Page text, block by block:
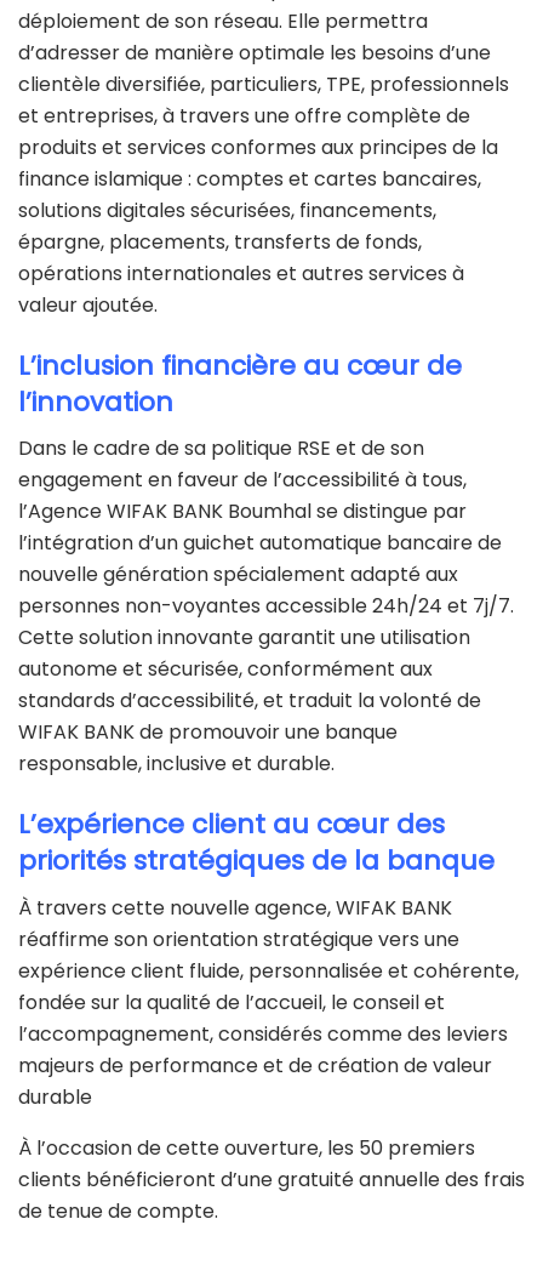
déploiement de son réseau. Elle permettra
d’adresser de manière optimale les besoins d’une
clientèle diversifiée, particuliers, TPE, professionnels
et entreprises, à travers une offre complète de
produits et services conformes aux principes de la
finance islamique : comptes et cartes bancaires,
solutions digitales sécurisées, financements,
épargne, placements, transferts de fonds,
opérations internationales et autres services à
valeur ajoutée.
L’inclusion financière au cœur de
l’innovation
Dans le cadre de sa politique RSE et de son
engagement en faveur de l’accessibilité à tous,
l’Agence WIFAK BANK Boumhal se distingue par
l’intégration d’un guichet automatique bancaire de
nouvelle génération spécialement adapté aux
personnes non-voyantes accessible 24h/24 et 7j/7.
Cette solution innovante garantit une utilisation
autonome et sécurisée, conformément aux
standards d’accessibilité, et traduit la volonté de
WIFAK BANK de promouvoir une banque
responsable, inclusive et durable.
L’expérience client au cœur des
priorités stratégiques de la banque
À travers cette nouvelle agence, WIFAK BANK
réaffirme son orientation stratégique vers une
expérience client fluide, personnalisée et cohérente,
fondée sur la qualité de l’accueil, le conseil et
l’accompagnement, considérés comme des leviers
majeurs de performance et de création de valeur
durable
À l’occasion de cette ouverture, les 50 premiers
clients bénéficieront d’une gratuité annuelle des frais
de tenue de compte.